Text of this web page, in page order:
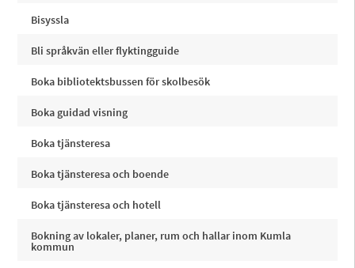
Bisyssla
Bli språkvän eller flyktingguide
Boka bibliotektsbussen för skolbesök
Boka guidad visning
Boka tjänsteresa
Boka tjänsteresa och boende
Boka tjänsteresa och hotell
Bokning av lokaler, planer, rum och hallar inom Kumla
kommun